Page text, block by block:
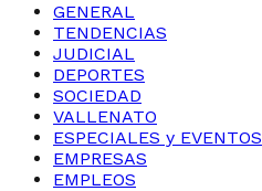
GENERAL
TENDENCIAS
JUDICIAL
DEPORTES
SOCIEDAD
VALLENATO
ESPECIALES y EVENTOS
EMPRESAS
EMPLEOS